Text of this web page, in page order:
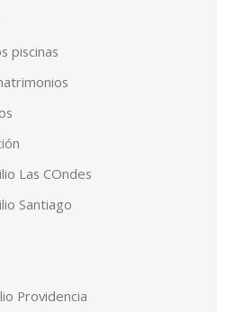
piscinas
Las COndes
Santiago
Providencia